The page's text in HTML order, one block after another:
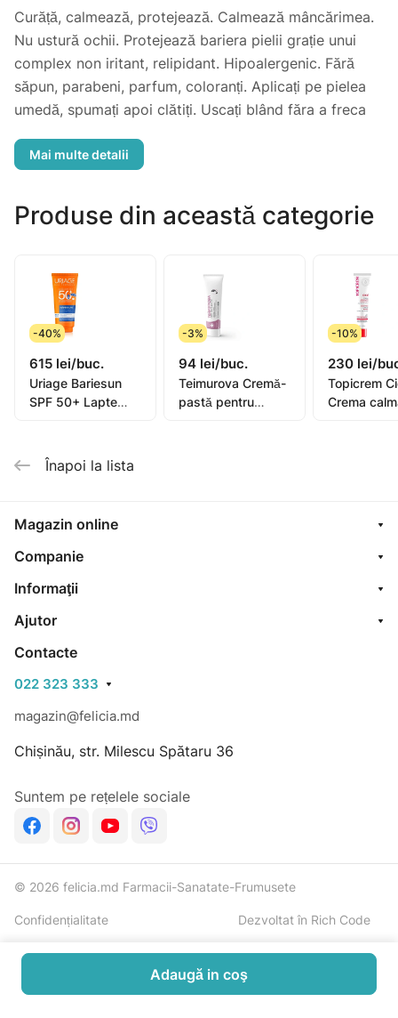
Curăță, calmează, protejează. Calmează mâncărimea.
Nu ustură ochii. Protejează bariera pielii grație unui
complex non iritant, relipidant. Hipoalergenic. Fără
săpun, parabeni, parfum, coloranți. Aplicați pe pielea
umedă, spumați apoi clătiți. Uscați blând făra a freca
Emollient. Testat sub control dermatologic, pediatric și
Produse din această categorie
-40%
615 lei/buc.
Uriage Bariesun
SPF 50+ Lapte
-3%
94 lei/buc.
Teimurova Cremă-
pastă pentru
-10%
230 lei/
Topicrem
Crema
Înapoi la lista
Magazin online
Companie
Informaţii
Ajutor
Contacte
022 323 333
magazin@felicia.md
Chișinău, str. Milescu Spătaru 36
Suntem pe rețelele sociale
© 2026 felicia.md Farmacii-Sanatate-Frumusete
Confidențialitate Dezvoltat în Rich Code
Adaugă in coş